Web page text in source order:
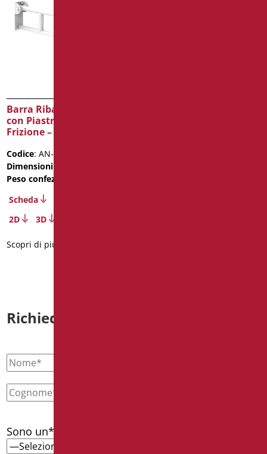
Barra Ribaltabile cm. 80
con Piastra Lunga e
Frizione – Bianco
Codice: AN-B13/01
Dimensioni
Peso confezione
Scheda
2D
3D
Scopri di più
Richiedi informazioni
Sono un*